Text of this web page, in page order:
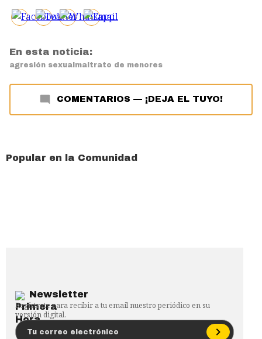
En esta noticia:
agresión sexual maltrato de menores
COMENTARIOS — ¡DEJA EL TUYO!
Popular en la Comunidad
Newsletter
Regístrate para recibir a tu email nuestro periódico en su
versión digital.